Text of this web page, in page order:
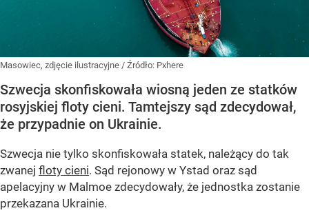
Masowiec, zdjęcie ilustracyjne / Źródło: Pxhere
Szwecja skonfiskowała wiosną jeden ze statków
rosyjskiej floty cieni. Tamtejszy sąd zdecydował,
że przypadnie on Ukrainie.
Szwecja nie tylko skonfiskowała statek, należący do tak
zwanej floty cieni. Sąd rejonowy w Ystad oraz sąd
apelacyjny w Malmoe zdecydowały, że jednostka zostanie
przekazana Ukrainie.